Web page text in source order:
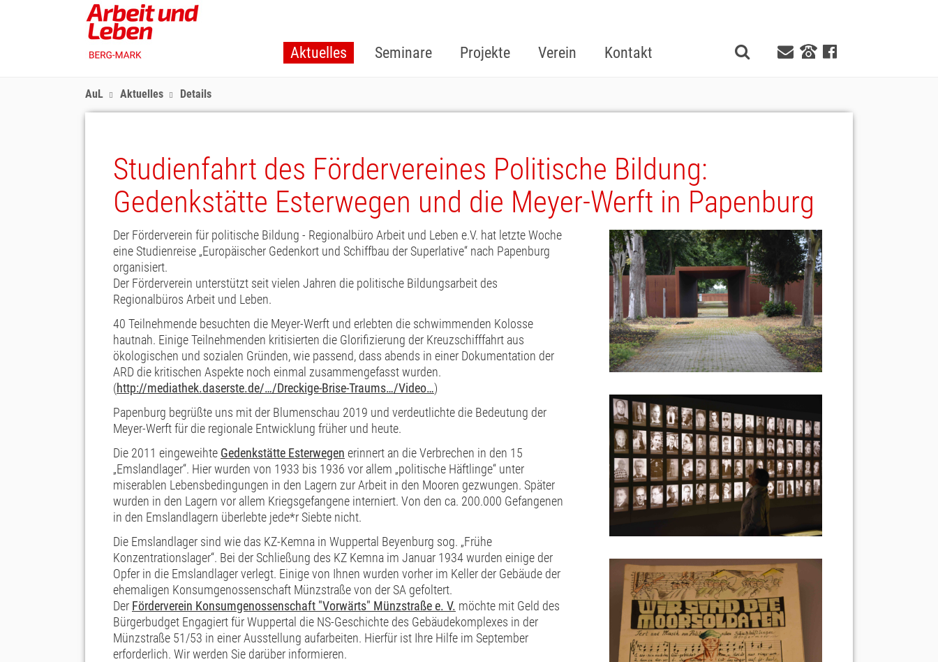
Aktuelles Seminare Projekte Verein Kontakt
AuL Aktuelles Details
Studienfahrt des Fördervereines Politische Bildung:
Gedenkstätte Esterwegen und die Meyer-Werft in Papenburg
Der Förderverein für politische Bildung - Regionalbüro Arbeit und Leben e.V. hat letzte Woche
eine Studienreise „Europäischer Gedenkort und Schiffbau der Superlative“ nach Papenburg
organisiert.
Der Förderverein unterstützt seit vielen Jahren die politische Bildungsarbeit des
Regionalbüros Arbeit und Leben.
40 Teilnehmende besuchten die Meyer-Werft und erlebten die schwimmenden Kolosse
hautnah. Einige Teilnehmenden kritisierten die Glorifizierung der Kreuzschifffahrt aus
öko logischen und sozialen Gründen, wie passend, dass abends in einer Dokumentation der
ARD die kritischen Aspekte noch einmal zusammengefasst wurden.
(http://mediathek.daserste.de/…/Dreckige-Brise-Traums…/Video…)
Papenburg begrüßte uns mit der Blumenschau 2019 und verdeutlichte die Bedeutung der
Meyer-Werft für die regionale Entwicklung früher und heute.
Die 2011 eingeweihte Gedenkstätte Esterwegen erinnert an die Verbrechen in den 15
„Emslandlager“. Hier wurden von 1933 bis 1936 vor allem „politische Häftlinge“ unter
miserablen Lebensbedingungen in den Lagern zur Arbeit in den Mooren gezwungen. Später
wurden in den Lagern vor allem Kriegsgefangene interniert. Von den ca. 200.000 Gefangenen
in den Emslandlagern überlebte jede*r Siebte nicht.
Die Emslandlager sind wie das KZ-Kemna in Wuppertal Beyenburg sog. „Frühe
Konzentrationslager“. Bei der Schließung des KZ Kemna im Januar 1934 wurden einige der
Opfer in die Emslandlager verlegt. Einige von Ihnen wurden vorher im Keller der Gebäude der
ehemaligen Konsumgenossenschaft Münzstraße von der SA gefoltert.
Der Förderverein Konsumgenossenschaft "Vorwärts" Münzstraße e. V. möchte mit Geld des
Bürgerbudget Engagiert für Wuppertal die NS-Geschichte des Gebäudekomplexes in der
Münzstraße 51/53 in einer Ausstellung aufarbeiten. Hierfür ist Ihre Hilfe im September
erforderlich. Wir werden Sie darüber informieren.